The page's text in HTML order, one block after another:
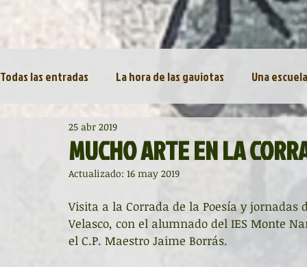
Todas las entradas La hora de las gaviotas Una
Diccionario de mitos clásicos
Asturias Capital Mundial Poesía Fundación Princesa
MUCHO ARTE EN LA
25 abr 2019
Actualizado: 16 may 2019
Visita a la Corrada de la Poesía y
Velasco, con el alumnado del IES Monte
el C.P. Maestro Jaime Borrás.